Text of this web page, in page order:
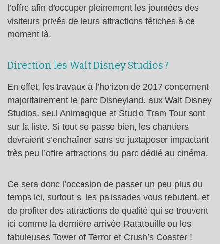
l’offre afin d’occuper pleinement les journées des
visiteurs privés de leurs attractions fétiches à ce
moment là.
Direction les Walt Disney Studios ?
En effet, les travaux à l’horizon de 2017 concernent
majoritairement le parc Disneyland. aux Walt Disney
Studios, seul Animagique et Studio Tram Tour sont
sur la liste. Si tout se passe bien, les chantiers
devraient s’enchaîner sans se juxtaposer impactant
très peu l’offre attractions du parc dédié au cinéma.
Ce sera donc l’occasion de passer un peu plus du
temps ici, surtout si les palissades vous rebutent, et
de profiter des attractions de qualité qui se trouvent
ici comme la dernière arrivée Ratatouille ou les
fabuleuses Tower of Terror et Crush’s Coaster !